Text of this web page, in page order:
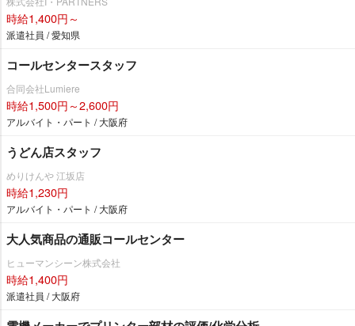
時給1,400円～
派遣社員 / 愛知県
コールセンタースタッフ
合同会社Lumiere
時給1,500円～2,600円
アルバイト・パート / 大阪府
うどん店スタッフ
めりけんや 江坂店
時給1,230円
アルバイト・パート / 大阪府
大人気商品の通販コールセンター
ヒューマンシーン株式会社
時給1,400円
派遣社員 / 大阪府